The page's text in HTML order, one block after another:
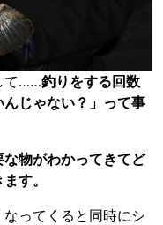
て……釣りをする回数
じゃない？」って事
物がわかってきてど
す。
ってくると同時にシ